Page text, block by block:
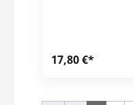
17,80 €*